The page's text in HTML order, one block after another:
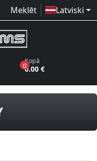
Meklēt Latviski
vēlmju sarakstā
0produkti grozā
Kopā
0.00 €
vinila plates,